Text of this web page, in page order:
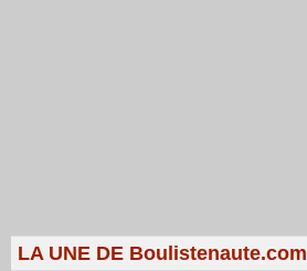
LA UNE DE Boulistenaute.com